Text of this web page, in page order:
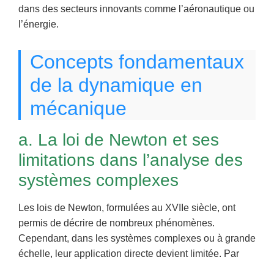
dans des secteurs innovants comme l’aéronautique ou
l’énergie.
Concepts fondamentaux
de la dynamique en
mécanique
a. La loi de Newton et ses
limitations dans l’analyse des
systèmes complexes
Les lois de Newton, formulées au XVIIe siècle, ont
permis de décrire de nombreux phénomènes.
Cependant, dans les systèmes complexes ou à grande
échelle, leur application directe devient limitée. Par